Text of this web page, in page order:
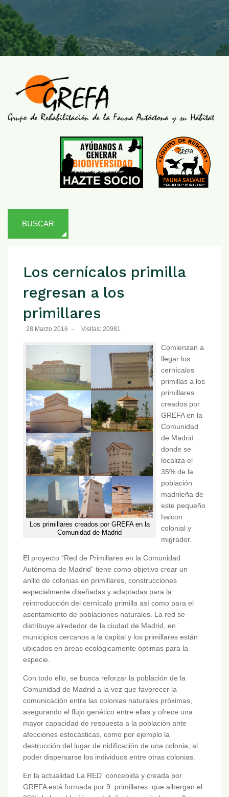
BUSCAR
Los cernícalos primilla
regresan a los
primillares
28 Marzo 2016 Visitas: 20981
Los primillares creados por GREFA en la
Comunidad de Madrid
Comienzan a
llegar los
cernícalos
primillas a los
primillares
creados por
GREFA en la
Comunidad
de Madrid
donde se
localiza el
35% de la
población
madrileña de
este pequeño
halcon
colonial y
migrador.
El proyecto “Red de Primillares en la Comunidad
Autónoma de Madrid” tiene como objetivo crear un
anillo de colonias en primillares, construcciones
especialmente diseñadas y adaptadas para la
reintroducción del cernícalo primilla así como para el
asentamiento de poblaciones naturales. La red se
distribuye alrededor de la ciudad de Madrid, en
municipios cercanos a la capital y los primillares están
ubicados en áreas ecológicamente óptimas para la
especie.
Con todo ello, se busca reforzar la población de la
Comunidad de Madrid a la vez que favorecer la
comunicación entre las colonias naturales próximas,
asegurando el flujo genético entre ellas y ofrece una
mayor capacidad de respuesta a la población ante
afecciones estocásticas, como por ejemplo la
destrucción del lugar de nidificación de una colonia, al
poder dispersarse los individuos entre otras colonias.
En la actualidad La RED concebida y creada por
GREFA está formada por 9 primillares que albergan el